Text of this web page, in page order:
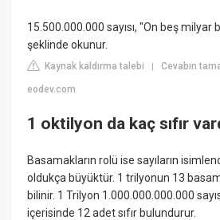
15.500.000.000 sayısı, "On beş milyar
şeklinde okunur.
Kaynak kaldırma talebi |Cevabın
eodev.com
1 oktilyon da kaç sıfır
Basamakların rolü ise sayıların
oldukça büyüktür. 1 trilyonun 13
bilinir. 1 Trilyon 1.000.000.000.000
içerisinde 12 adet sıfır bulundurur.